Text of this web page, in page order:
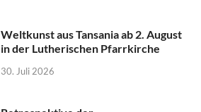
Weltkunst aus Tansania ab 2. August
in der Lutherischen Pfarrkirche
30. Juli 2026